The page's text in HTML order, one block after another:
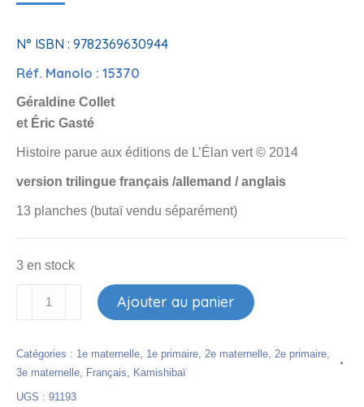
N° ISBN : 9782369630944
Réf. Manolo : 15370
Géraldine Collet
et Éric Gasté
Histoire parue aux éditions de L’Élan vert © 2014
version trilingue français /allemand / anglais
13 planches (butaï vendu séparément)
3 en stock
-
1,
2,
Ajouter au panier
Catégories : 1e maternelle 1e primaire 2e maternelle 2e primaire
3e maternelle Français
Kamishibaï
UGS : 91193